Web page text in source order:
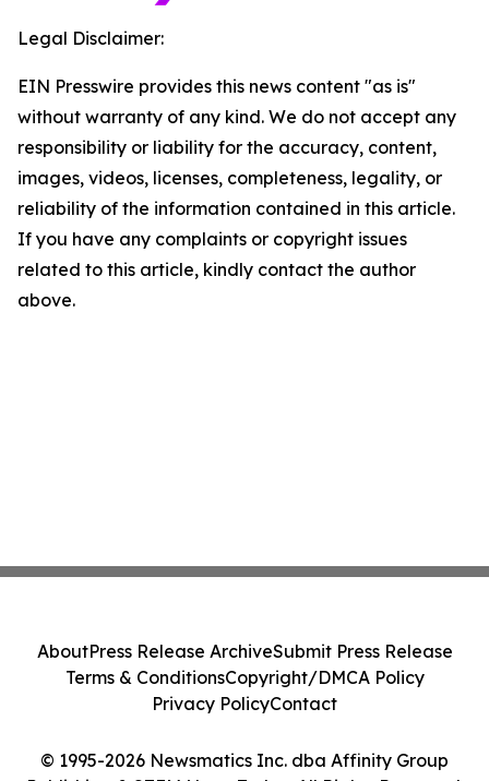
Legal Disclaimer:
EIN Presswire provides this news content "as is"
without warranty of any kind. We do not accept any
responsibility or liability for the accuracy, content,
images, videos, licenses, completeness, legality, or
reliability of the information contained in this article.
If you have any complaints or copyright issues
related to this article, kindly contact the author
above.
© 1995-2026 Newsmatics Inc. dba Affinity Group
AboutPress Release ArchiveSubmit Press Release
Terms & ConditionsCopyright/DMCA Policy
Privacy PolicyContact